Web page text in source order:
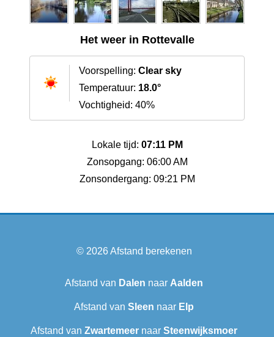
Het weer in Rottevalle
Voorspelling: Clear sky
Temperatuur: 18.0°
Vochtigheid: 40%
Lokale tijd: 07:11 PM
Zonsopgang: 06:00 AM
Zonsondergang: 09:21 PM
© 2026Afstand berekenen
Afstand van Dalen naar Aalden
Afstand van Sleen naar Elp
Afstand van Zwartemeer naar Steenwijksmoer